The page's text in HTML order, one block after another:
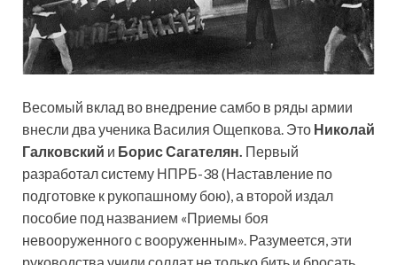
Весомый вклад во внедрение самбо в ряды армии
внесли два ученика Василия Ощепкова. Это Николай
Галковский и Борис Сагателян. Первый
разработал систему НПРБ-38 (Наставление по
подготовке к рукопашному бою), а второй издал
пособие под названием «Приемы боя
невооруженного с вооруженным». Разумеется, эти